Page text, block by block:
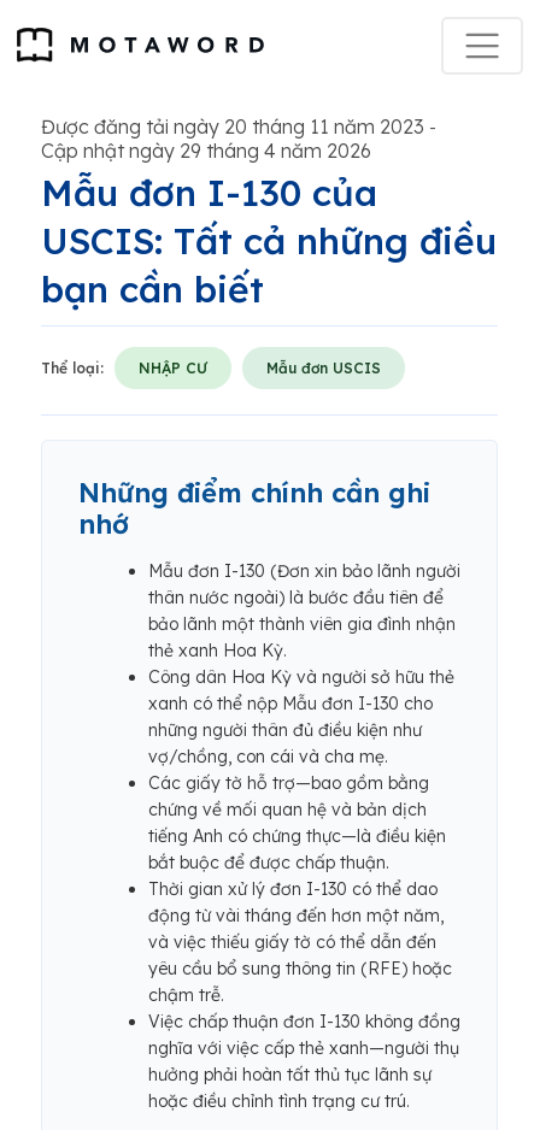
Được đăng tải ngày 20 tháng 11 năm 2023 -
Cập nhật ngày 29 tháng 4 năm 2026
Mẫu đơn I-130 của
USCIS: Tất cả những điều
bạn cần biết
Thể loại: NHẬP CƯ Mẫu đơn USCIS
Những điểm chính cần ghi
nhớ
Mẫu đơn I-130 (Đơn xin bảo lãnh người
thân nước ngoài) là bước đầu tiên để
bảo lãnh một thành viên gia đình nhận
thẻ xanh Hoa Kỳ.
Công dân Hoa Kỳ và người sở hữu thẻ
xanh có thể nộp Mẫu đơn I-130 cho
những người thân đủ điều kiện như
vợ/chồng, con cái và cha mẹ.
Các giấy tờ hỗ trợ—bao gồm bằng
chứng về mối quan hệ và bản dịch
tiếng Anh có chứng thực—là điều kiện
bắt buộc để được chấp thuận.
Thời gian xử lý đơn I-130 có thể dao
động từ vài tháng đến hơn một năm,
và việc thiếu giấy tờ có thể dẫn đến
yêu cầu bổ sung thông tin (RFE) hoặc
chậm trễ.
Việc chấp thuận đơn I-130 không đồng
nghĩa với việc cấp thẻ xanh—người thụ
hưởng phải hoàn tất thủ tục lãnh sự
hoặc điều chỉnh tình trạng cư trú.